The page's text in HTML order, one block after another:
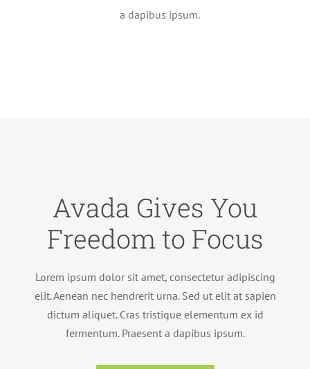
a dapibus ipsum.
Avada Gives You
Freedom to Focus
Lorem ipsum dolor sit amet, consectetur adipiscing
elit. Aenean nec hendrerit urna. Sed ut elit at sapien
dictum aliquet. Cras tristique elementum ex id
fermentum. Praesent a dapibus ipsum.